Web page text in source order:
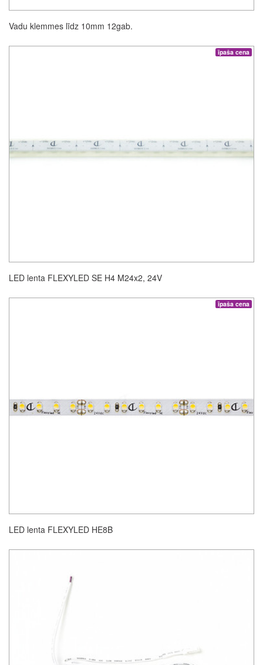
Vadu klemmes līdz 10mm 12gab.
īpaša cena
LED lenta FLEXYLED SE H4 M24x2, 24V
īpaša cena
LED lenta FLEXYLED HE8B